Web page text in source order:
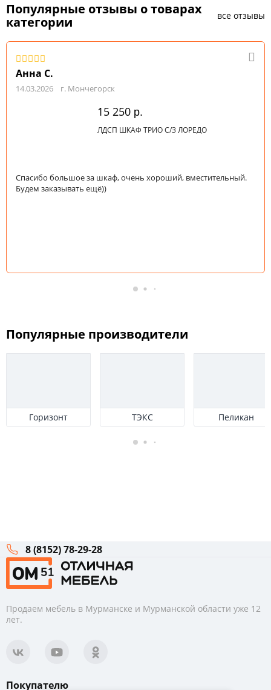
Популярные отзывы о товарах
категории
все отзывы
Анна С.
14.03.2026 г. Мончегорск
15 250 р.
ЛДСП ШКАФ ТРИО С/З ЛОРЕДО
Спасибо большое за шкаф, очень хороший, вместительный.
Будем заказывать ещё))
Популярные производители
Горизонт ТЭКС Пеликан
8 (8152) 78-29-28
Продаем мебель в Мурманске и Мурманской области уже 12
лет.
Покупателю